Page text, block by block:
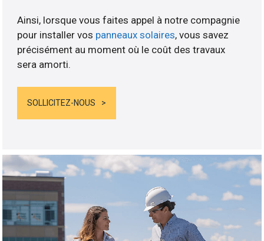
Ainsi, lorsque vous faites appel à notre compagnie
pour installer vos panneaux solaires, vous savez
précisément au moment où le coût des travaux
sera amorti.
SOLLICITEZ-NOUS